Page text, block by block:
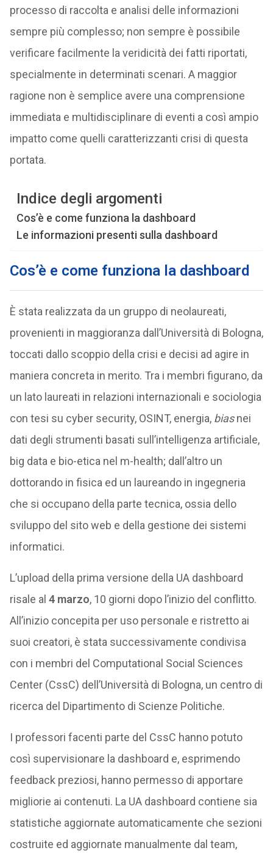
processo di raccolta e analisi delle informazioni
sempre più complesso; non sempre è possibile
verificare facilmente la veridicità dei fatti riportati,
specialmente in determinati scenari. A maggior
ragione non è semplice avere una comprensione
immediata e multidisciplinare di eventi a così ampio
impatto come quelli caratterizzanti crisi di questa
portata.
Indice degli argomenti
Cos’è e come funziona la dashboard
Le informazioni presenti sulla dashboard
Cos’è e come funziona la dashboard
È stata realizzata da un gruppo di neolaureati,
provenienti in maggioranza dall’Università di Bologna,
toccati dallo scoppio della crisi e decisi ad agire in
maniera concreta in merito. Tra i membri figurano, da
un lato laureati in relazioni internazionali e sociologia
con tesi su cyber security, OSINT, energia, biasnei
dati degli strumenti basati sull’intelligenza artificiale,
big data e bio-etica nel m-health; dall’altro un
dottorando in fisica ed un laureando in ingegneria
che si occupano della parte tecnica, ossia dello
sviluppo del sito web e della gestione dei sistemi
informatici.
L’upload della prima versione della UA dashboard
risale al 4 marzo, 10 giorni dopo l’inizio del conflitto.
All’inizio concepita per uso personale e ristretto ai
suoi creatori, è stata successivamente condivisa
con i membri del Computational Social Sciences
Center (CssC) dell’Università di Bologna, un centro di
ricerca del Dipartimento di Scienze Politiche.
I professori facenti parte del CssC hanno potuto
così supervisionare la dashboard e, esprimendo
feedback preziosi, hanno permesso di apportare
migliorie ai contenuti. La UA dashboard contiene sia
statistiche aggiornate automaticamente che sezioni
costruite ed aggiornate manualmente dal team,